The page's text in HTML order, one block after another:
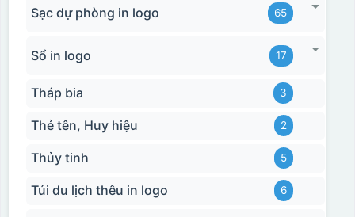
Sạc dự phòng in logo 65
Sổ in logo 17
Tháp bia 3
Thẻ tên, Huy hiệu 2
Thủy tinh 5
Túi du lịch thêu in logo 6